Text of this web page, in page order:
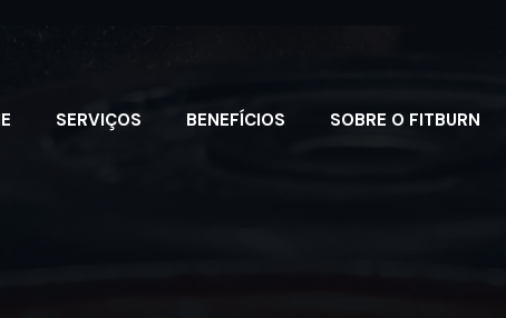
SERVIÇOS BENEFÍCIOS SOBRE O FITBURN